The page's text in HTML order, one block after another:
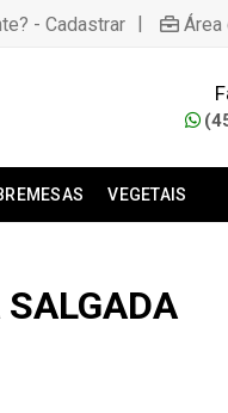
- Cadastrar | Área
VEGETAIS